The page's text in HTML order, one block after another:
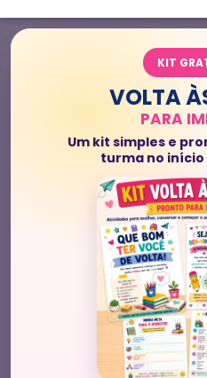
KIT
VOLTA
PARA
Um kit simples e
turma no